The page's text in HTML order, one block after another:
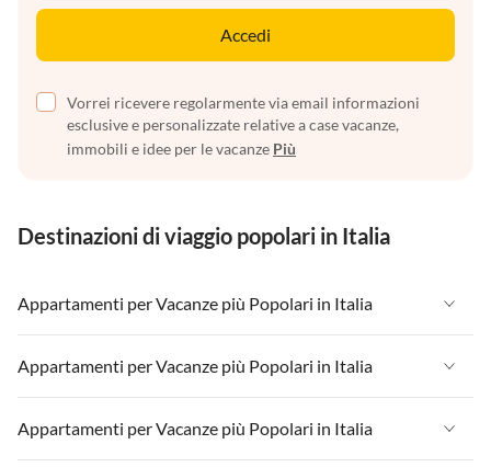
Accedi
Vorrei ricevere regolarmente via email informazioni
esclusive e personalizzate relative a case vacanze,
immobili e idee per le vacanze Più
Destinazioni di viaggio popolari in Italia
Appartamenti per Vacanze più Popolari in Italia
Appartamenti per Vacanze in Italia
Appartamenti per Vacanze in Liguria
Appartamenti per Vacanze in Lombardia
Appartamenti per Vacanze più Popolari in Italia
Appartamenti per Vacanze in Italia
Appartamenti per Vacanze più Popolari in Italia